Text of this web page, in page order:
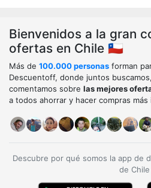
Bienvenidos a la gran
ofertas en Chile 🇨🇱
Más de 100.000 personas forman
Descuentoff, donde juntos
comentamos sobre las mejores
a todos ahorrar y hacer compras
Descubre por qué somos la app de
de Chile